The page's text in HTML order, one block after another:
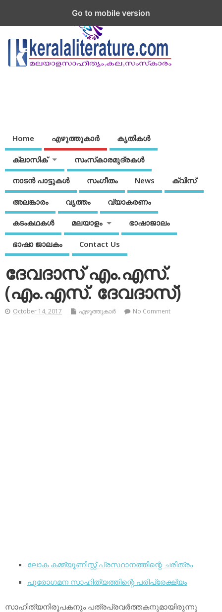
Home എഴുത്തുകാര്‍ കൃതികൾ
ക്ലാസിക് സംസ്‌കാരമുദ്രകള്‍
നാടന്‍ പാട്ടുകള്‍ സംഗീതം News ക്വിസ്
അലങ്കാരം വൃത്തം വ്യാകരണം
കടംകഥകള്‍ മലയാളം ഭാഷാജാലം
ഭാഷാ ജാലകം Contact Us
ദേവദാസ് എം.എസ്.
(എം.എസ്. ദേവദാസ്)
October 14, 2017 എഴുത്തുകാര്‍ No Comment
ലോക കമ്മ്യൂണിസ്റ്റ് പ്രസ്ഥാനത്തിന്റെ ചരിത്രം
പുരോഗമന സാഹിത്യത്തിന്റെ പരിപ്രേക്ഷ്യം
സാഹിത്യനിരൂപകനും പത്രപ്രവര്‍ത്തകനുമായിരുന്നു
Go to mobile version